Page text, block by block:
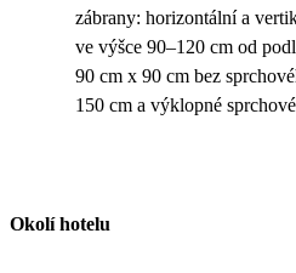
zábrany: horizontální a
ve výšce 90–120 cm od
90 cm x 90 cm bez
150 cm a výklopné
Okolí hotelu